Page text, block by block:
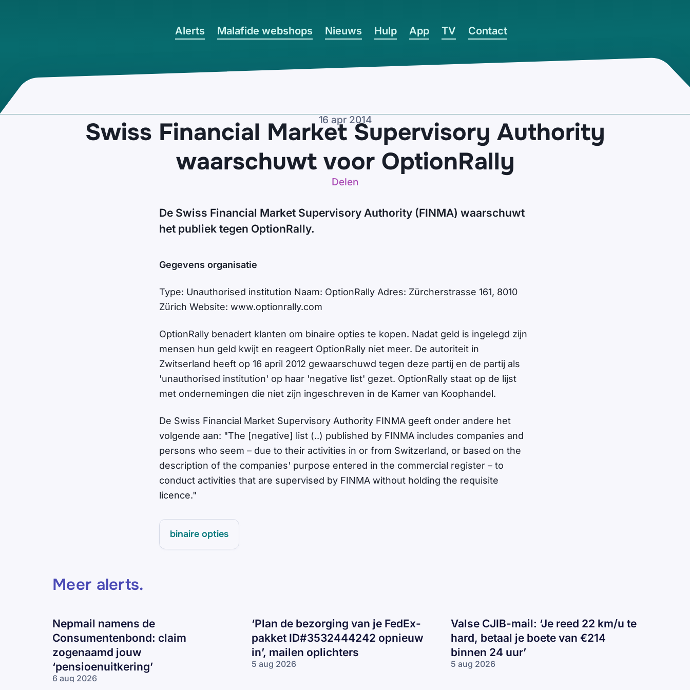
Alerts Malafide webshops Nieuws Hulp App TV Contact
16 apr 2014
Swiss Financial Market Supervisory Authority
waarschuwt voor OptionRally
Delen
De Swiss Financial Market Supervisory Authority (FINMA) waarschuwt
het publiek tegen OptionRally.
Gegevens organisatie
Type: Unauthorised institution Naam: OptionRally Adres: Zürcherstrasse 161, 8010
Zürich Website: www.optionrally.com
OptionRally benadert klanten om binaire opties te kopen. Nadat geld is ingelegd zijn
mensen hun geld kwijt en reageert OptionRally niet meer. De autoriteit in
Zwitserland heeft op 16 april 2012 gewaarschuwd tegen deze partij en de partij als
'unauthorised institution' op haar 'negative list' gezet. OptionRally staat op de lijst
met ondernemingen die niet zijn ingeschreven in de Kamer van Koophandel.
De Swiss Financial Market Supervisory Authority FINMA geeft onder andere het
volgende aan: "The [negative] list (..) published by FINMA includes companies and
persons who seem – due to their activities in or from Switzerland, or based on the
description of the companies' purpose entered in the commercial register – to
conduct activities that are supervised by FINMA without holding the requisite
licence."
binaire opties
Meer alerts.
Nepmail namens de
Consumentenbond: claim
zogenaamd jouw
‘pensioenuitkering’
6 aug 2026
‘Plan de bezorging van je FedEx-
pakket ID#3532444242 opnieuw
in’, mailen oplichters
5 aug 2026
‘Plan de
Valse CJIB-mail: ‘Je reed 22 km/u te
hard, betaal je boete van €214
binnen 24 uur’
5 aug 2026
Valse